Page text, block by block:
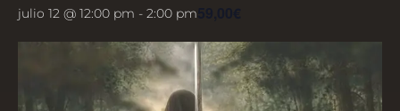
julio 12 @ 12:00 pm - 2:00 pm